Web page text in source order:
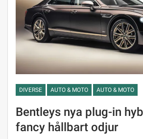
DIVERSE AUTO & MOTO AUTO & MOTO
Bentleys nya plug-in
fancy hållbart odjur